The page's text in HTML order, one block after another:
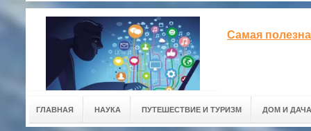
Самая
ГЛАВНАЯ НАУКА ПУТЕШЕСТВИЕ И ТУРИЗМ ДОМ И ДАЧА